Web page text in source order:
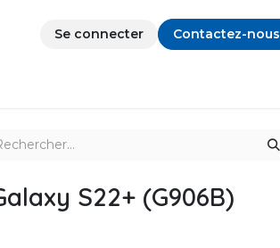
Se connecter Contactez-nous
S22+ (G906B)